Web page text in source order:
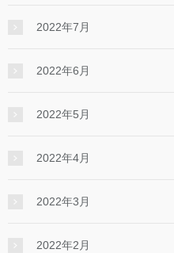
2022年7月
2022年6月
2022年5月
2022年4月
2022年3月
2022年2月